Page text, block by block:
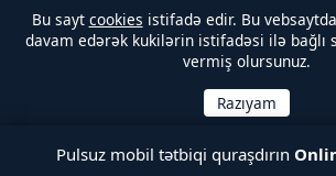
Bu sayt cookies istifadə edir. Bu
davam edərək kukilərin istifadəsi ilə bağlı
vermiş olursunuz.
Pulsuz mobil tətbiqi quraşdırın